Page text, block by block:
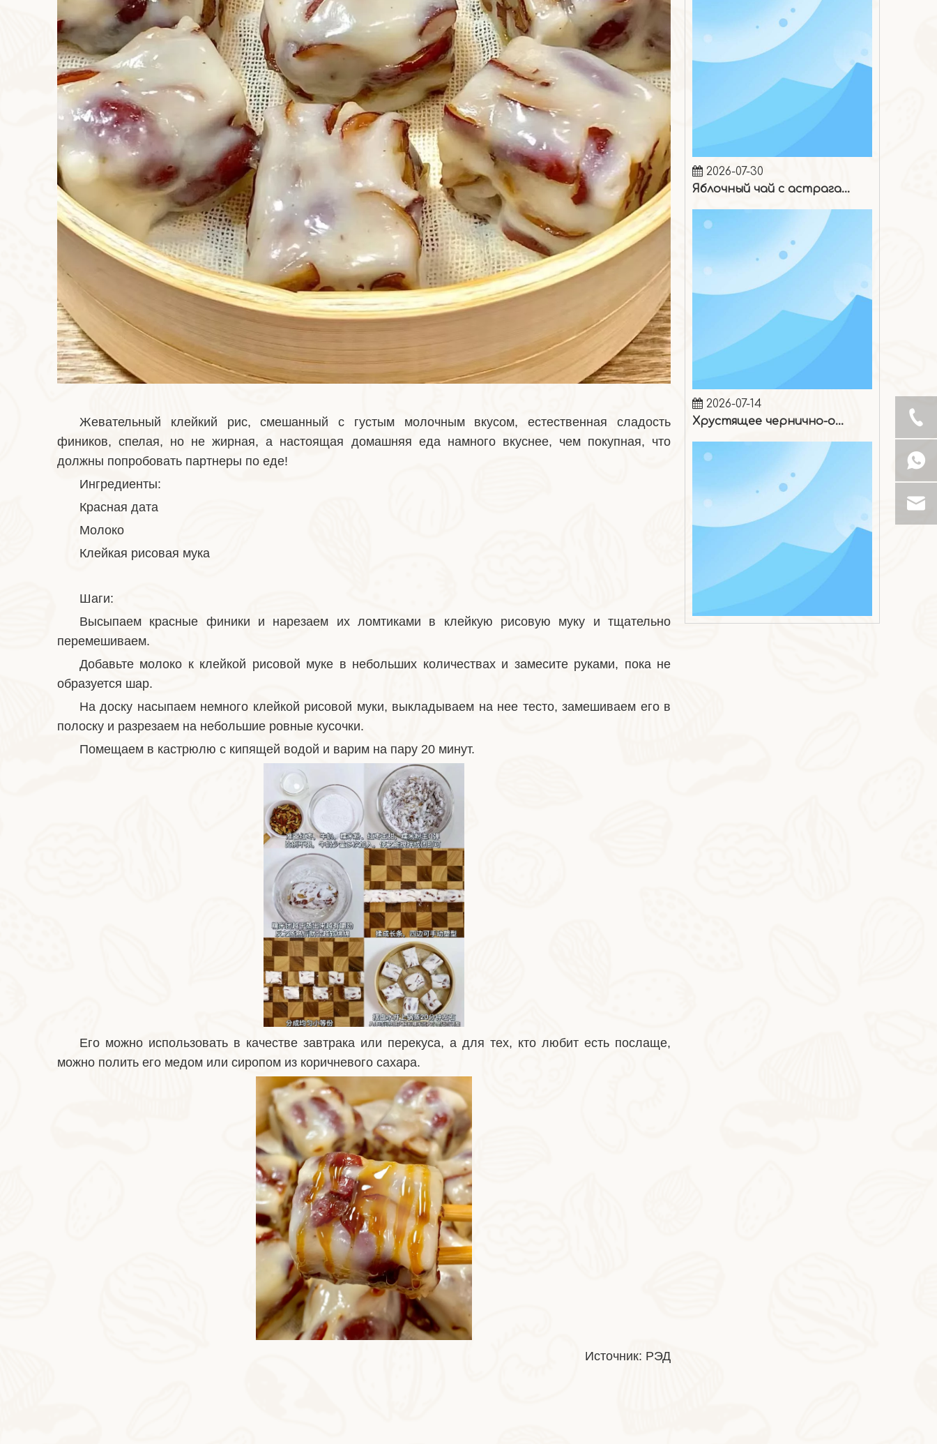
Жевательный клейкий рис, смешанный с густым молочным вкусом, естественная сладость
фиников, спелая, но не жирная, а настоящая домашняя еда намного вкуснее, чем покупная, что
должны попробовать партнеры по еде!
Ингредиенты:
Красная дата
Молоко
Клейкая рисовая мука
Шаги:
Высыпаем красные финики и нарезаем их ломтиками в клейкую рисовую муку и тщательно
перемешиваем.
Добавьте молоко к клейкой рисовой муке в небольших количествах и замесите руками, пока не
образуется шар.
На доску насыпаем немного клейкой рисовой муки, выкладываем на нее тесто, замешиваем его в
полоску и разрезаем на небольшие ровные кусочки.
Помещаем в кастрюлю с кипящей водой и варим на пару 20 минут.
Его можно использовать в качестве завтрака или перекуса, а для тех, кто любит есть послаще,
можно полить его медом или сиропом из коричневого сахара.
Источник: РЭД
2026-07-07